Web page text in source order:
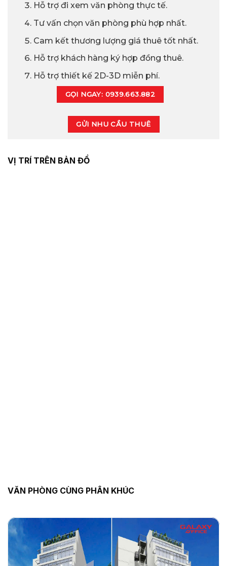
Hỗ trợ đi xem văn phòng thực tế.
Tư vấn chọn văn phòng phù hợp nhất.
Cam kết thương lượng giá thuê tốt nhất.
Hỗ trợ khách hàng ký hợp đồng thuê.
Hỗ trợ thiết kế 2D-3D miễn phí.
GỌI NGAY: 0939.663.882
GỬI NHU CẦU THUÊ
VỊ TRÍ TRÊN BẢN ĐỒ
VĂN PHÒNG CÙNG PHÂN KHÚC